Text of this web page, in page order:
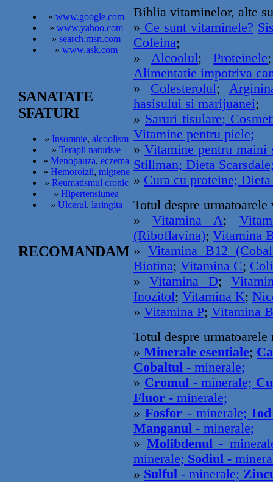
» www.google.com
» www.yahoo.com
» search.msn.com
» www.ask.com
SANATATE
SFATURI
» Insomnie, alcoolism
» Terapii naturiste
» Menopauza, eczema
» Hemoroizii, migrene
» Reumatismul cronic
» Hipertensiunea
» Ulcerul, laringita
RECOMANDAM
Biblia vitaminelor, alte
» Ce sunt vitaminele?
Cofeina;
»Alcoolul;Proteinele
Alimentatie impotriva
» Colesterolul;
hasisului si marijuanei;
» Saruri tisulare;
Vitamine pentru piele;
» Vitamine pentru
Stillman; Dieta
» Cura cu proteine;
Totul despre
»Vitamina A;
(Riboflavina); Vitamina
» Vitamina B12
Biotina; Vitamina C;
»Vitamina D;
Inozitol; Vitamina K;
» Vitamina P; Vitamina
Totul despre urmatoarele
» Minerale esentiale;
Cobaltul - minerale;
» Cromul- minerale;
Fluor - minerale;
»Fosfor - minerale;Iod
Manganul - minerale;
» Molibdenul-
minerale; Sodiul -
» Sulful - minerale;